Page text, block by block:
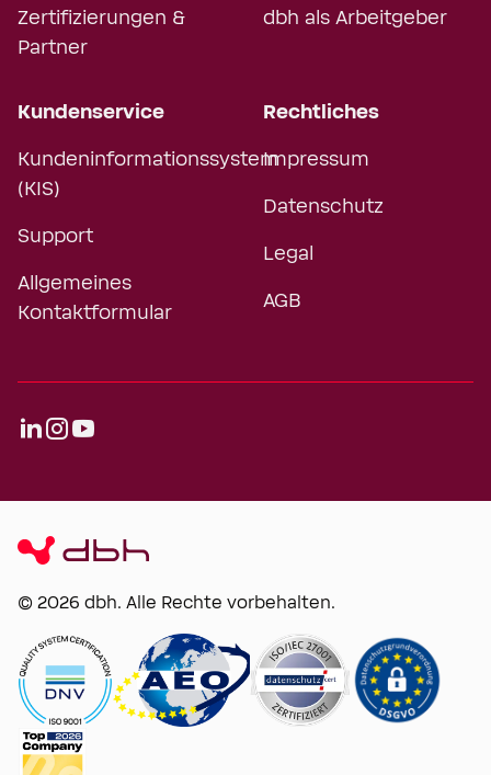
Zertifizierungen &
Partner
dbh als Arbeitgeber
Kundenservice
Kundeninformationssystem
(KIS)
Support
Allgemeines
Kontaktformular
Rechtliches
Impressum
Datenschutz
Legal
AGB
© 2026 dbh. Alle Rechte vorbehalten.